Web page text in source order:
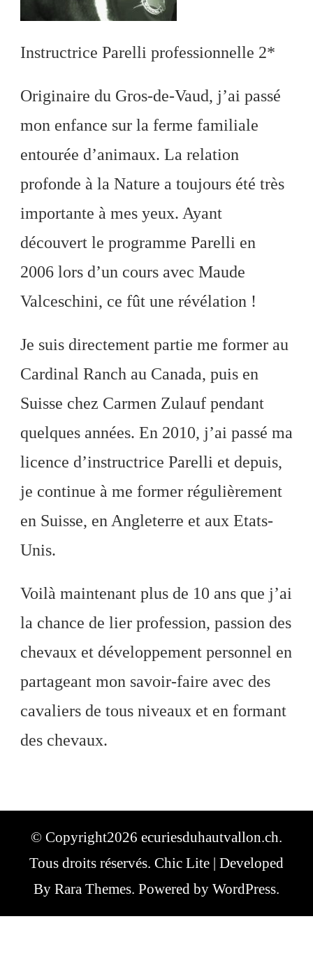
Instructrice Parelli professionnelle 2*
Originaire du Gros-de-Vaud, j’ai passé
mon enfance sur la ferme familiale
entourée d’animaux. La relation
profonde à la Nature a toujours été très
importante à mes yeux. Ayant
découvert le programme Parelli en
2006 lors d’un cours avec Maude
Valceschini, ce fût une révélation !
Je suis directement partie me former au
Cardinal Ranch au Canada, puis en
Suisse chez Carmen Zulauf pendant
quelques années. En 2010, j’ai passé ma
licence d’instructrice Parelli et depuis,
je continue à me former régulièrement
en Suisse, en Angleterre et aux Etats-
Unis.
Voilà maintenant plus de 10 ans que j’ai
la chance de lier profession, passion des
chevaux et développement personnel en
partageant mon savoir-faire avec des
cavaliers de tous niveaux et en formant
des chevaux.
© Copyright2026 ecuriesduhautvallon.ch.
Tous droits réservés. Chic Lite | Developed
By Rara Themes. Powered by WordPress.